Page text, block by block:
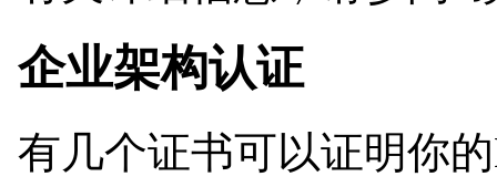
企业架构认证
有几个证书可以证明你